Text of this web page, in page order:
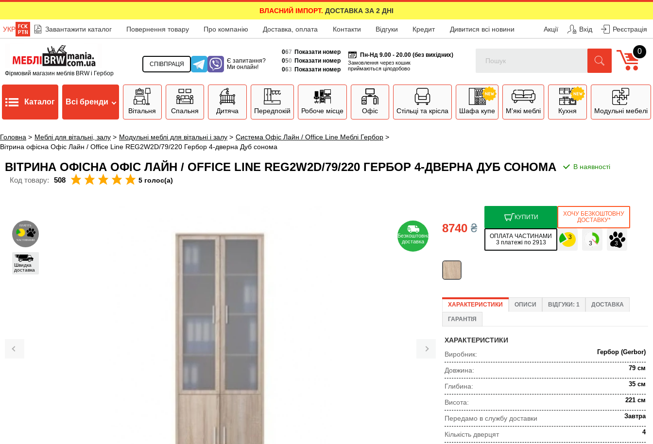
ВЛАСНИЙ ІМПОРТ. ДОСТАВКА ЗА 2 ДНІ
УКР Завантажити каталог Повернення товару Про компанію Доставка, оплата Контакти Відгуки Кредит Дивитися всі новини Акції Вхід Реєстрація
Фірмовий магазин меблів BRW і Гербор
СПІВПРАЦЯ
Є запитання?
Ми онлайн!
067 Показати номер
050 Показати номер
063 Показати номер
Пн-Нд 9.00 - 20.00 (без вихідних)
Замовлення через кошик
приймаються цілодобово
0
Каталог Всі бренди
Вітальня Спальня Дитяча Передпокій Робоче місце Офіс Стільці та крісла Шафа купе М'які меблі Кухня Модульні мебелі
Головна > Меблі для вітальні, залу > Модульні меблі для вітальні і залу > Система Офіс Лайн / Office Line Меблі Гербор >
Вітрина офісна Офіс Лайн / Office Line REG2W2D/79/220 Гербор 4-дверна Дуб сонома
ВІТРИНА ОФІСНА ОФІС ЛАЙН / OFFICE LINE REG2W2D/79/220 ГЕРБОР 4-ДВЕРНА ДУБ СОНОМА
Код товару: 508 5 голос(а)
8740₴
КУПИТИ
ХОЧУ БЕЗКОШТОВНУ
ДОСТАВКУ*
ОПЛАТА ЧАСТИНАМИ
3 платежі по 2913
ХАРАКТЕРИСТИКИ ОПИСИ ВІДГУКИ: 1 ДОСТАВКА
ГАРАНТІЯ
ХАРАКТЕРИСТИКИ
Виробник:
Гербор (Gerbor)
Довжина: 79 см
Глибина: 35 см
Висота: 221 см
Передамо в службу доставки Завтра
Кількість дверцят 4